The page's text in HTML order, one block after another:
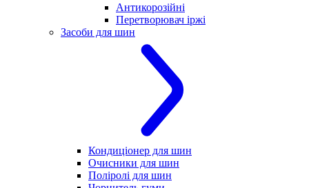
Антикорозійні
Перетворювач іржі
Засоби для шин
Кондиціонер для шин
Очисники для шин
Поліролі для шин